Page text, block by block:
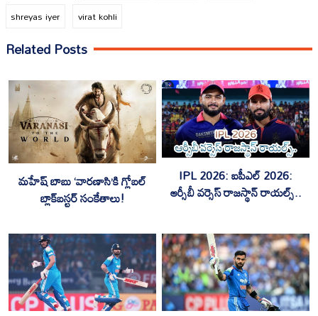
shreyas iyer
virat kohli
Related Posts
మహేష్ బాబు ‘వారణాసి’కి గ్లోబల్
బ్లాక్‌బస్టర్ సంకేతాలు!
IPL 2026: ఐపీఎల్ 2026:
ఆర్సీబీ వర్సెస్ రాజస్థాన్ రాయల్స్..